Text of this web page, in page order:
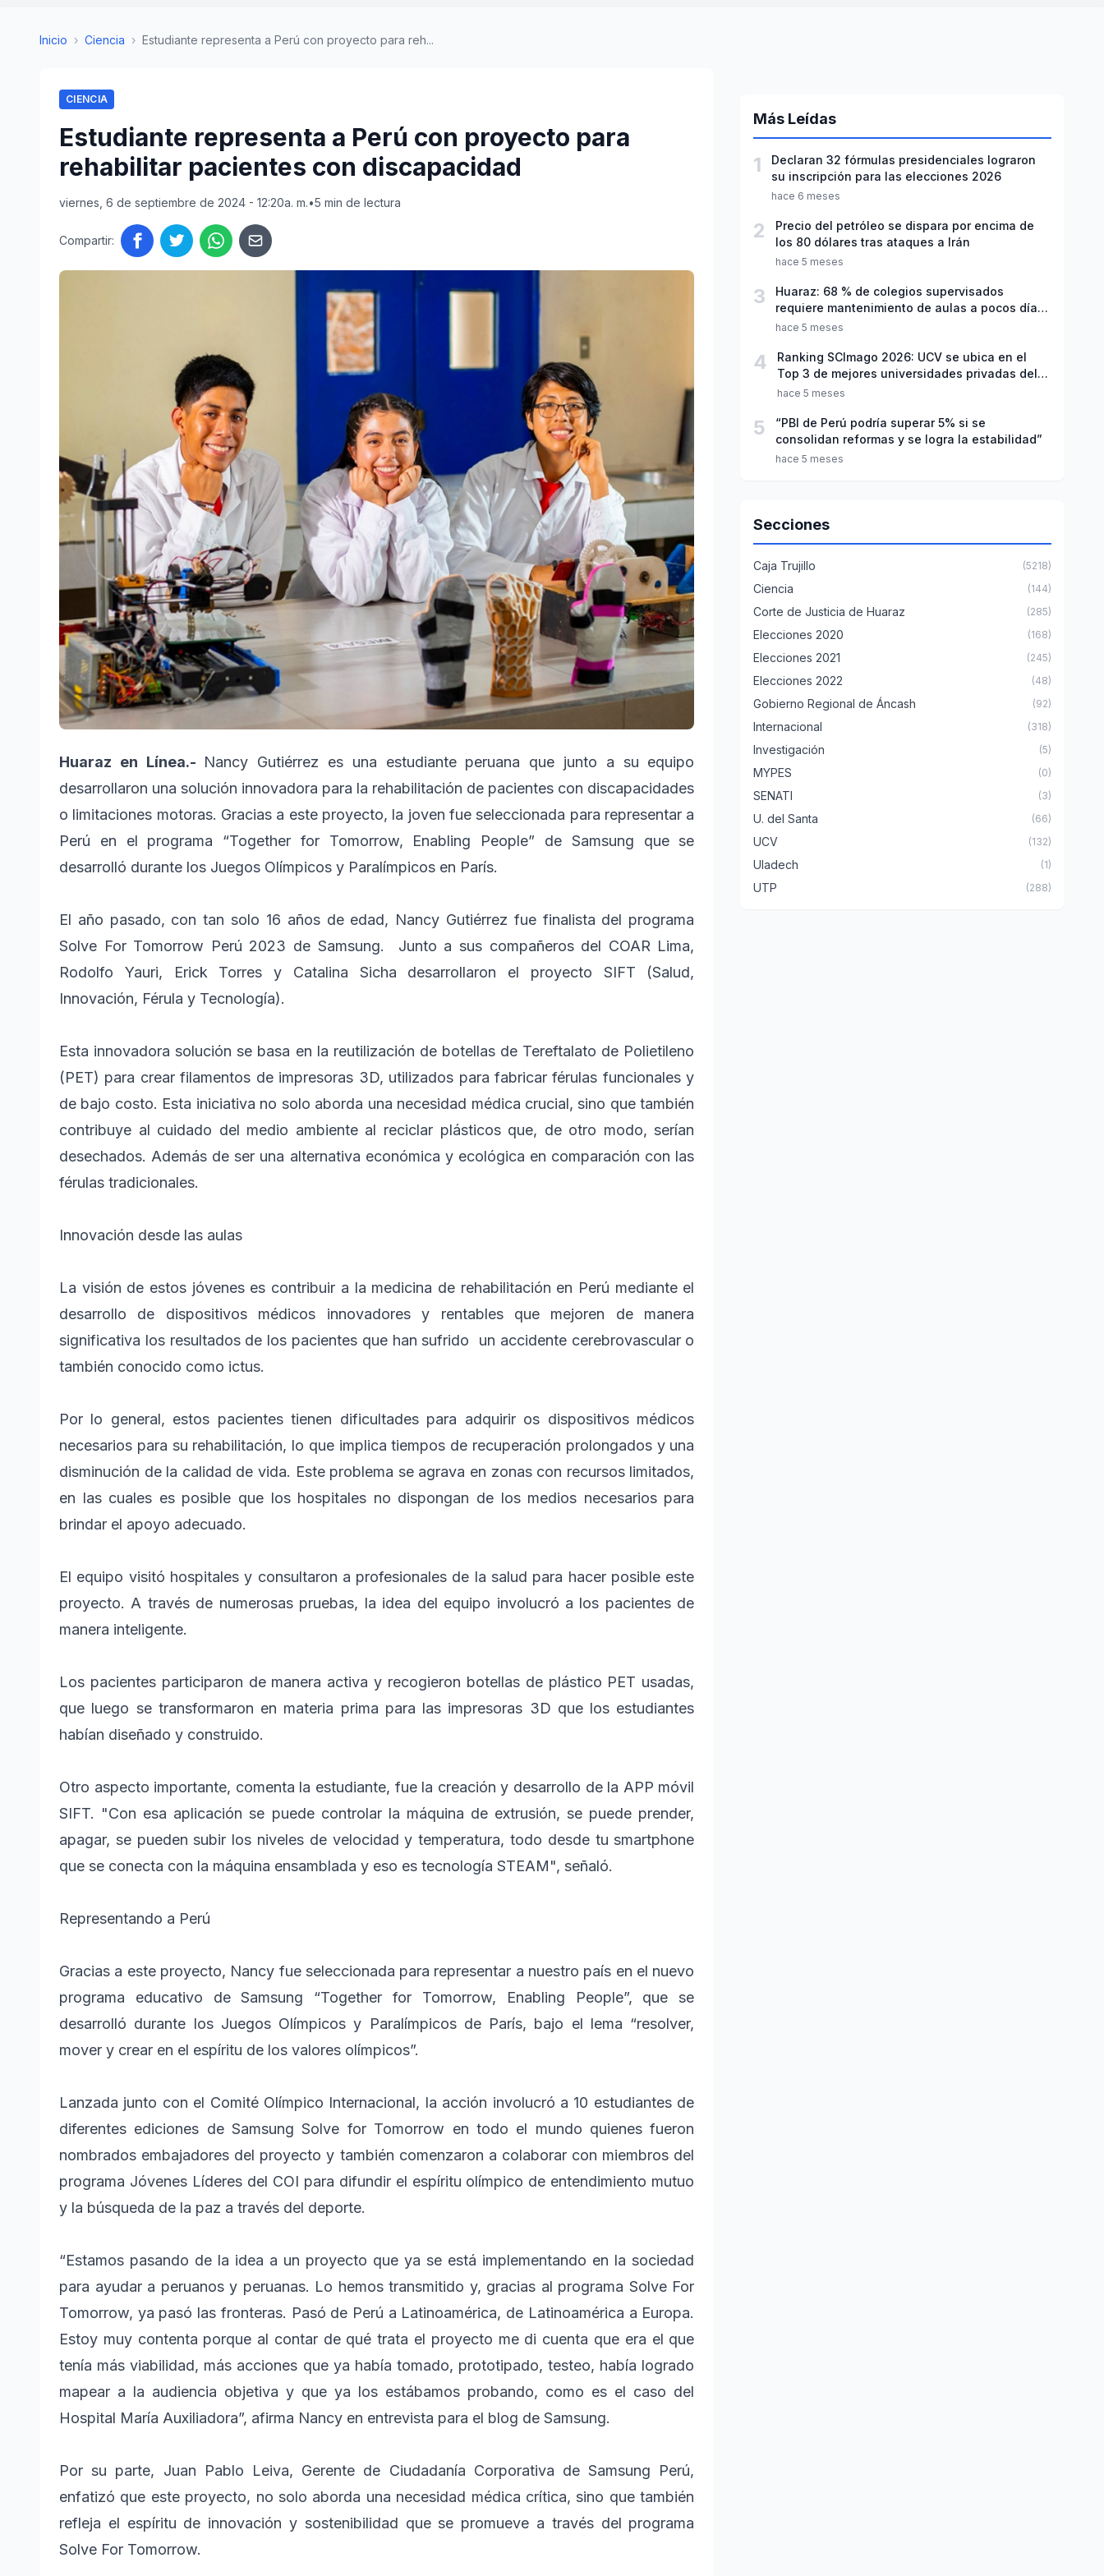
Inicio › Ciencia › Estudiante representa a Perú con proyecto para reh...
CIENCIA
Estudiante representa a Perú con proyecto para
rehabilitar pacientes con discapacidad
viernes, 6 de septiembre de 2024 - 12:20a. m.•5 min de lectura
Compartir:
Huaraz en Línea.- Nancy Gutiérrez es una estudiante peruana que junto a su equipo
desarrollaron una solución innovadora para la rehabilitación de pacientes con discapacidades
o limitaciones motoras. Gracias a este proyecto, la joven fue seleccionada para representar a
Perú en el programa “Together for Tomorrow, Enabling People” de Samsung que se
desarrolló durante los Juegos Olímpicos y Paralímpicos en París.
El año pasado, con tan solo 16 años de edad, Nancy Gutiérrez fue finalista del programa
Solve For Tomorrow Perú 2023 de Samsung. Junto a sus compañeros del COAR Lima,
Rodolfo Yauri, Erick Torres y Catalina Sicha desarrollaron el proyecto SIFT (Salud,
Innovación, Férula y Tecnología).
Esta innovadora solución se basa en la reutilización de botellas de Tereftalato de Polietileno
(PET) para crear filamentos de impresoras 3D, utilizados para fabricar férulas funcionales y
de bajo costo. Esta iniciativa no solo aborda una necesidad médica crucial, sino que también
contribuye al cuidado del medio ambiente al reciclar plásticos que, de otro modo, serían
desechados. Además de ser una alternativa económica y ecológica en comparación con las
férulas tradicionales.
Innovación desde las aulas
La visión de estos jóvenes es contribuir a la medicina de rehabilitación en Perú mediante el
desarrollo de dispositivos médicos innovadores y rentables que mejoren de manera
significativa los resultados de los pacientes que han sufrido un accidente cerebrovascular o
también conocido como ictus.
Por lo general, estos pacientes tienen dificultades para adquirir os dispositivos médicos
necesarios para su rehabilitación, lo que implica tiempos de recuperación prolongados y una
disminución de la calidad de vida. Este problema se agrava en zonas con recursos limitados,
en las cuales es posible que los hospitales no dispongan de los medios necesarios para
brindar el apoyo adecuado.
El equipo visitó hospitales y consultaron a profesionales de la salud para hacer posible este
proyecto. A través de numerosas pruebas, la idea del equipo involucró a los pacientes de
manera inteligente.
Los pacientes participaron de manera activa y recogieron botellas de plástico PET usadas,
que luego se transformaron en materia prima para las impresoras 3D que los estudiantes
habían diseñado y construido.
Otro aspecto importante, comenta la estudiante, fue la creación y desarrollo de la APP móvil
SIFT. "Con esa aplicación se puede controlar la máquina de extrusión, se puede prender,
apagar, se pueden subir los niveles de velocidad y temperatura, todo desde tu smartphone
que se conecta con la máquina ensamblada y eso es tecnología STEAM", señaló.
Representando a Perú
Gracias a este proyecto, Nancy fue seleccionada para representar a nuestro país en el nuevo
programa educativo de Samsung “Together for Tomorrow, Enabling People”, que se
desarrolló durante los Juegos Olímpicos y Paralímpicos de París, bajo el lema “resolver,
mover y crear en el espíritu de los valores olímpicos”.
Lanzada junto con el Comité Olímpico Internacional, la acción involucró a 10 estudiantes de
diferentes ediciones de Samsung Solve for Tomorrow en todo el mundo quienes fueron
nombrados embajadores del proyecto y también comenzaron a colaborar con miembros del
programa Jóvenes Líderes del COI para difundir el espíritu olímpico de entendimiento mutuo
y la búsqueda de la paz a través del deporte.
“Estamos pasando de la idea a un proyecto que ya se está implementando en la sociedad
para ayudar a peruanos y peruanas. Lo hemos transmitido y, gracias al programa Solve For
Tomorrow, ya pasó las fronteras. Pasó de Perú a Latinoamérica, de Latinoamérica a Europa.
Estoy muy contenta porque al contar de qué trata el proyecto me di cuenta que era el que
tenía más viabilidad, más acciones que ya había tomado, prototipado, testeo, había logrado
mapear a la audiencia objetiva y que ya los estábamos probando, como es el caso del
Hospital María Auxiliadora”, afirma Nancy en entrevista para el blog de Samsung.
Por su parte, Juan Pablo Leiva, Gerente de Ciudadanía Corporativa de Samsung Perú,
enfatizó que este proyecto, no solo aborda una necesidad médica crítica, sino que también
refleja el espíritu de innovación y sostenibilidad que se promueve a través del programa
Solve For Tomorrow.
Más Leídas
1
Declaran 32 fórmulas presidenciales lograron
su inscripción para las elecciones 2026
hace 6 meses
2
Precio del petróleo se dispara por encima de
los 80 dólares tras ataques a Irán
hace 5 meses
3
Huaraz: 68 % de colegios supervisados
requiere mantenimiento de aulas a pocos días
de inicio del año escolar 2026
hace 5 meses
4
Ranking SCImago 2026: UCV se ubica en el
Top 3 de mejores universidades privadas del
Perú
hace 5 meses
5
“PBI de Perú podría superar 5% si se
consolidan reformas y se logra la estabilidad”
hace 5 meses
Secciones
Caja Trujillo (5218)
Ciencia (144)
Corte de Justicia de Huaraz (285)
Elecciones 2020 (168)
Elecciones 2021 (245)
Elecciones 2022 (48)
Gobierno Regional de Áncash (92)
Internacional (318)
Investigación (5)
MYPES (0)
SENATI (3)
U. del Santa (66)
UCV (132)
Uladech (1)
UTP (288)